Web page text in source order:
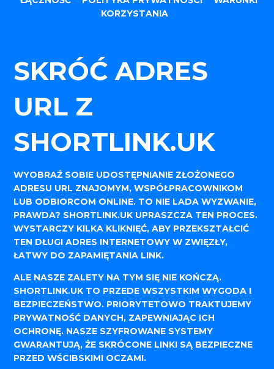
KORZYSTANIA
SKRÓĆ ADRES
URL Z
SHORTLINK.UK
WYOBRAŹ SOBIE UDOSTĘPNIANIE ZŁOŻONEGO
ADRESU URL ZNAJOMYM, WSPÓŁPRACOWNIKOM
LUB ODBIORCOM ONLINE. TO NIE LADA WYZWANIE,
PRAWDA? SHORTLINK.UK UPRASZCZA TEN PROCES.
WYSTARCZY KILKA KLIKNIĘĆ, ABY PRZEKSZTAŁCIĆ
TEN DŁUGI ADRES INTERNETOWY W ZWIĘZŁY,
ŁATWY DO ZAPAMIĘTANIA LINK.
ALE NASZE ZALETY NA TYM SIĘ NIE KOŃCZĄ.
SHORTLINK.UK TO PRZEDE WSZYSTKIM WYGODA I
BEZPIECZEŃSTWO. PRIORYTETOWO TRAKTUJEMY
PRYWATNOŚĆ DANYCH, ZAPEWNIAJĄC ICH
OCHRONĘ. NASZE SZYFROWANE SYSTEMY
GWARANTUJĄ, ŻE SKRÓCONE LINKI SĄ BEZPIECZNE
PRZED WŚCIBSKIMI OCZAMI.